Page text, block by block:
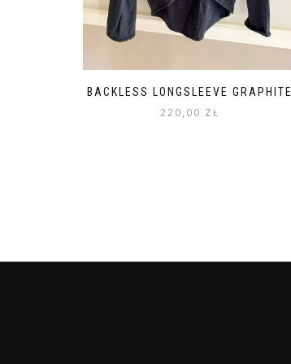
BACKLESS LONGSLEEVE GRAPHITE
220,00 ZŁ